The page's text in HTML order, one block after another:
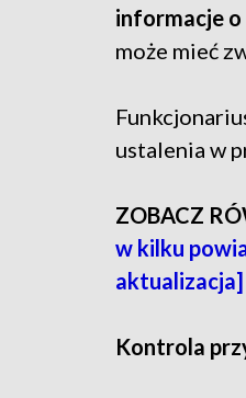
informacje o
może mieć
ustalenia w
ZOBACZ
w kilku
aktualizacja]
Kontrola